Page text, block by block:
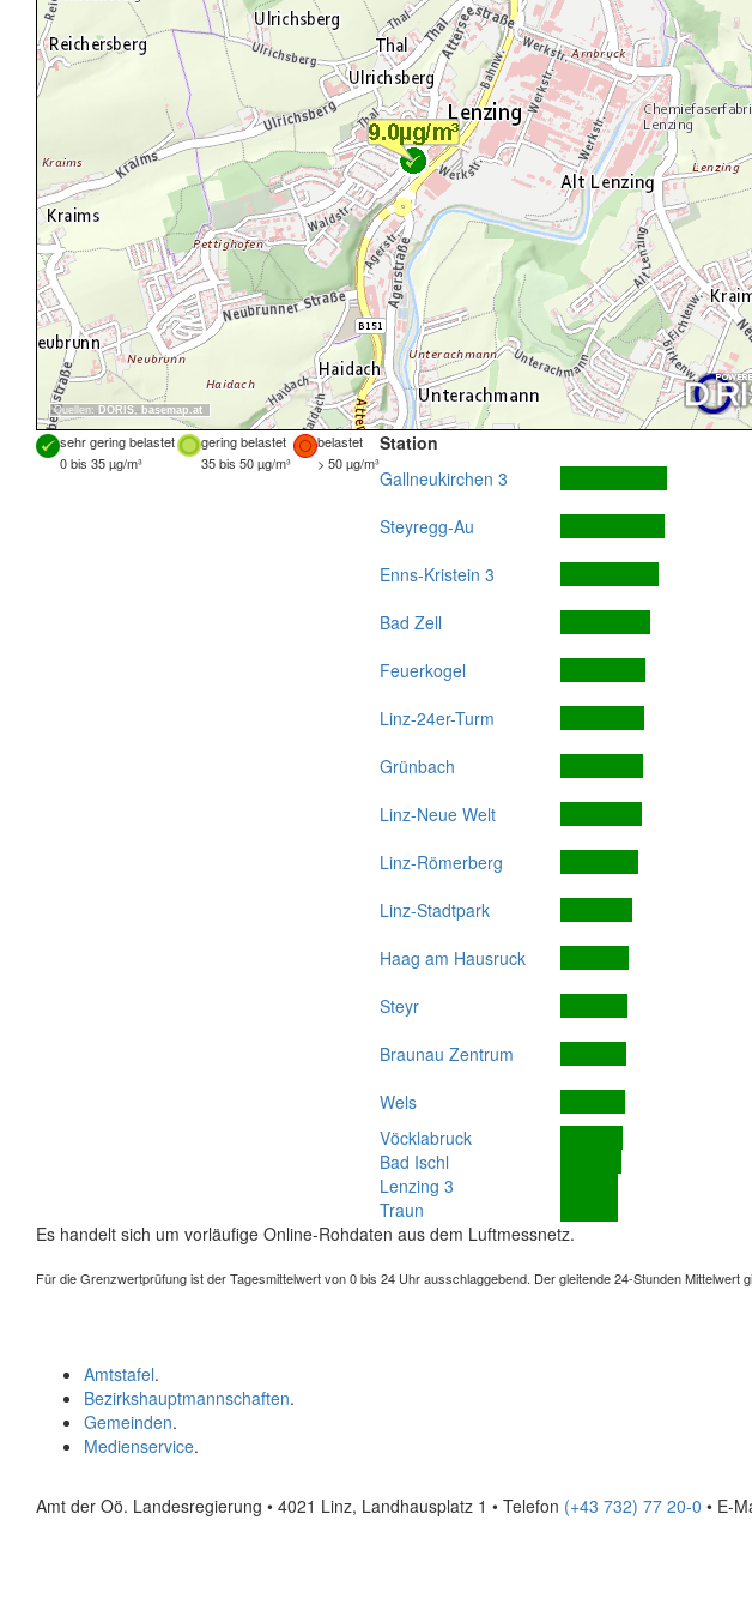
Quellen: DORIS, basemap.at
sehr gering belastet gering belastet
belastet
0 bis 35 µg/m³
35 bis 50 µg/m³ > 50 µg/m³
Station
Gallneukirchen 3
Steyregg-Au
Enns-Kristein 3
Bad Zell
Feuerkogel
Linz-24er-Turm
Grünbach
Linz-Neue Welt
Linz-Römerberg
Linz-Stadtpark
Haag am Hausruck
Steyr
Braunau Zentrum
Wels
Vöcklabruck
Bad Ischl
Lenzing 3
Traun
Es handelt sich um vorläufige Online-Rohdaten aus dem Luftmessnetz.
Für die Grenzwertprüfung ist der Tagesmittelwert von 0 bis 24 Uhr ausschlaggebend. Der gleitende 24-Stunden Mittelwert
Amtstafel.
Bezirkshauptmannschaften.
Gemeinden.
Medienservice.
Amt der Oö. Landesregierung • 4021 Linz, Landhausplatz 1 • Telefon (+43 732) 77 20-0 • E-